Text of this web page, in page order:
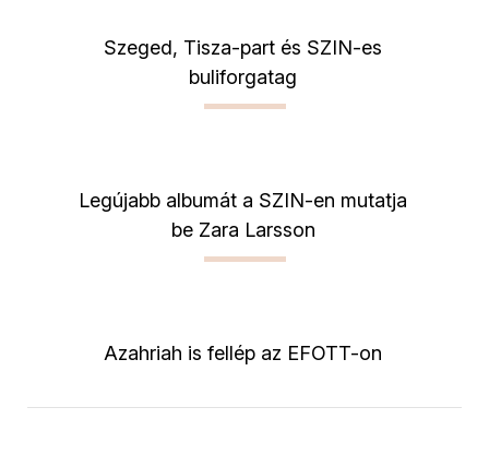
Szeged, Tisza-part és SZIN-es
buliforgatag
Legújabb albumát a SZIN-en mutatja
be Zara Larsson
Azahriah is fellép az EFOTT-on